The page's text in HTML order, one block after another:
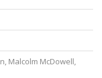
Malcolm McDowell,